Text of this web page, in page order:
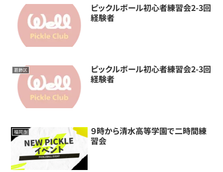
ピックルボール初心者練習会2-3回
経験者
葛飾区
ピックルボール初心者練習会2-3回
経験者
福岡市
９時から清水高等学園で二時間練
習会